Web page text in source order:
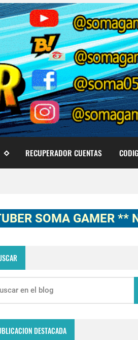
RECUPERADOR CUENTAS
SOMA GAMER **
DESTACADA